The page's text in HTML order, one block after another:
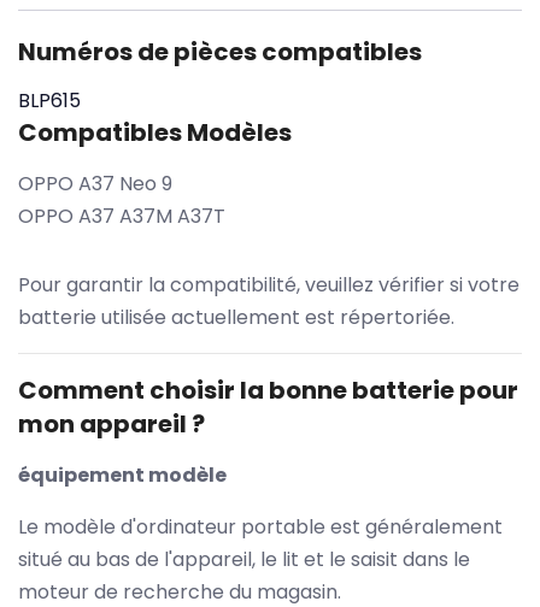
Numéros de pièces compatibles
BLP615
Compatibles Modèles
OPPO A37 Neo 9
OPPO A37 A37M A37T
Pour garantir la compatibilité, veuillez vérifier si votre
batterie utilisée actuellement est répertoriée.
Comment choisir la bonne batterie pour
mon appareil ?
équipement modèle
Le modèle d'ordinateur portable est généralement
situé au bas de l'appareil, le lit et le saisit dans le
moteur de recherche du magasin.